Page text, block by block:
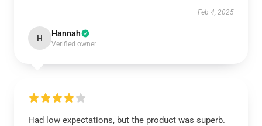
Feb 4, 2025
H Hannah
Verified owner
Had low expectations, but the product was superb.